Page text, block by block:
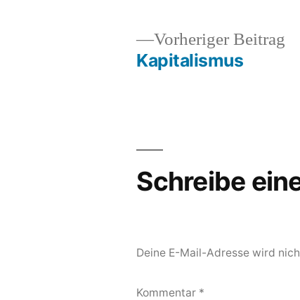
Beitragsnavigation
Vorheriger Beitrag
Kapitalismus
Schreibe
Deine E-Mail-Adresse wird
Kommentar *